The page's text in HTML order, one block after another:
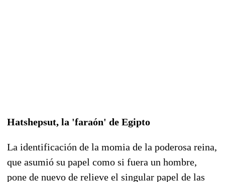
Hatshepsut, la 'faraón' de Egipto
La identificación de la momia de la poderosa reina,
que asumió su papel como si fuera un hombre,
pone de nuevo de relieve el singular papel de las